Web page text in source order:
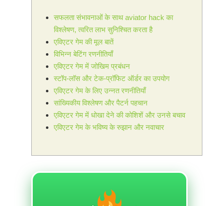
सफलता संभावनाओं के साथ aviator hack का
विश्लेषण, त्वरित लाभ सुनिश्चित करता है
एविएटर गेम की मूल बातें
विभिन्न बेटिंग रणनीतियाँ
एविएटर गेम में जोखिम प्रबंधन
स्टॉप-लॉस और टेक-प्रॉफिट ऑर्डर का उपयोग
एविएटर गेम के लिए उन्नत रणनीतियाँ
सांख्यिकीय विश्लेषण और पैटर्न पहचान
एविएटर गेम में धोखा देने की कोशिशें और उनसे बचाव
एविएटर गेम के भविष्य के रुझान और नवाचार